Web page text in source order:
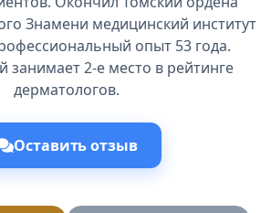
Знамени медицинский институт
опыт 53 года.
занимает 2-е место в рейтинге
дерматологов.
Оставить отзыв